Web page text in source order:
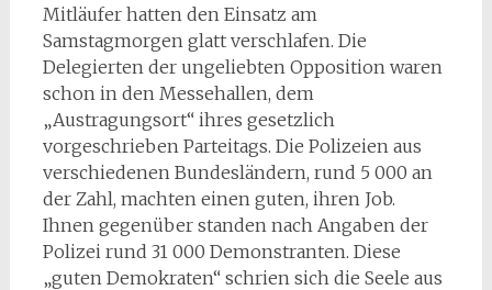
Mitläufer hatten den Einsatz am
Samstagmorgen glatt verschlafen. Die
Delegierten der ungeliebten Opposition waren
schon in den Messehallen, dem
„Austragungsort“ ihres gesetzlich
vorgeschrieben Parteitags. Die Polizeien aus
verschiedenen Bundesländern, rund 5 000 an
der Zahl, machten einen guten, ihren Job.
Ihnen gegenüber standen nach Angaben der
Polizei rund 31 000 Demonstranten. Diese
„guten Demokraten“ schrien sich die Seele aus